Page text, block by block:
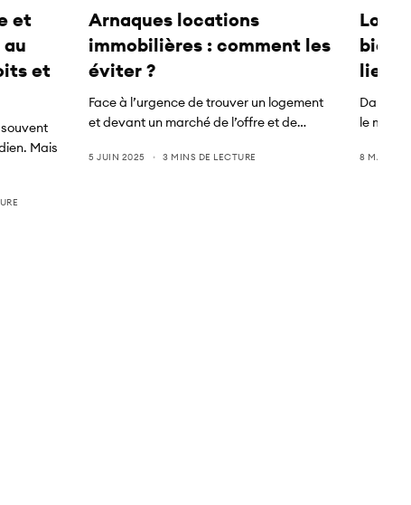
et
et
Mais
Arnaques locations
immobilières : comment les
éviter ?
Face à l’urgence de trouver un logement
et devant un marché de l’offre et de…
5 JUIN 2025 3 MINS DE LECTURE
bien
lieux
Dans
le
8 MAI 2025